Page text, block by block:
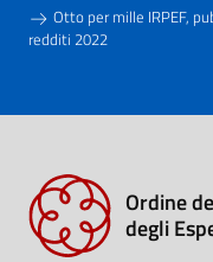
Otto per mille IRPEF,
redditi 2022
Ordine
degli